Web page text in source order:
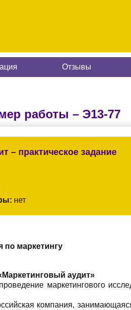
Отзывы
работы – Э13-77
– практическое задание
нет
по маркетингу
аудит»
маркетингового
компания,